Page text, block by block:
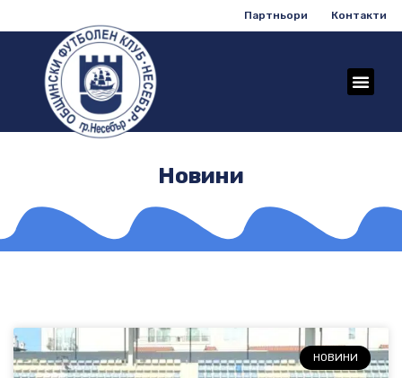
Партньори Контакти
Новини
НОВИНИ